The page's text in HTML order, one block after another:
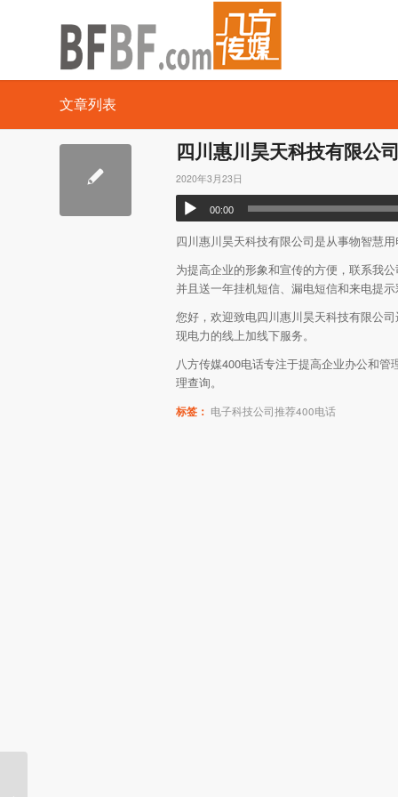
文章列表
四川惠川昊天科技有限公
2020年3月23日
00:00
四川惠川昊天科技有限公司是从事物智慧
为提高企业的形象和宣传的方便，联系我
并且送一年挂机短信、漏电短信和来电提
您好，欢迎致电四川惠川昊天科技有限公
现电力的线上加线下服务。
八方传媒400电话专注于提高企业办公和
理查询。
标签： 电子科技公司推荐400电话